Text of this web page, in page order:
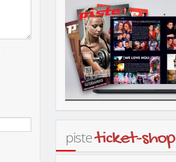
pisteticket-shop